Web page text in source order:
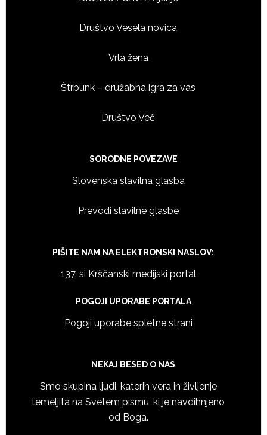
Društvo Vesela novica
Vrla žena
Štrbunk – družabna igra za vas
Društvo Več
SORODNE POVEZAVE
Slovenska slavilna glasba
Prevodi slavilne glasbe
PIŠITE NAM NA ELEKTRONSKI NASLOV:
137. si Krščanski medijski portal
POGOJI UPORABE PORTALA
Pogoji uporabe spletne strani
NEKAJ BESED O NAS
Smo skupina ljudi, katerih vera in življenje
temeljita na Svetem pismu, ki je navdihnjeno
od Boga.